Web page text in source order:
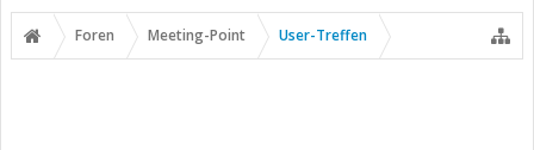
Foren Meeting-Point User-Treffen